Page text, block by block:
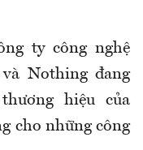
ty công nghệ
Nothing đang
hiệu của
cho những công